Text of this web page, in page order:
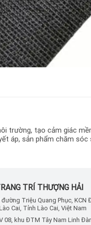
trường, tạo cảm giác
áp, sản phẩm chăm sóc
TRÍ THƯỢNG HẢI
Triệu Quang Phục, KCN
Cai, Tỉnh Lào Cai, Việt Nam
08, khu ĐTM Tây Nam Linh